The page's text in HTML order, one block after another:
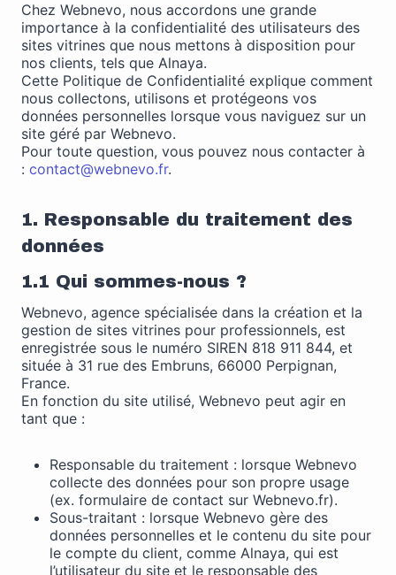
Chez Webnevo, nous accordons une grande
importance à la confidentialité des utilisateurs des
sites vitrines que nous mettons à disposition pour
nos clients, tels que Alnaya.
Cette Politique de Confidentialité explique comment
nous collectons, utilisons et protégeons vos
données personnelles lorsque vous naviguez sur un
site géré par Webnevo.
Pour toute question, vous pouvez nous contacter à
: contact@webnevo.fr.
1. Responsable du traitement des
données
1.1 Qui sommes-nous ?
Webnevo, agence spécialisée dans la création et la
gestion de sites vitrines pour professionnels, est
enregistrée sous le numéro SIREN 818 911 844, et
située à 31 rue des Embruns, 66000 Perpignan,
France.
En fonction du site utilisé, Webnevo peut agir en
tant que :
Responsable du traitement : lorsque Webnevo
collecte des données pour son propre usage
(ex. formulaire de contact sur Webnevo.fr).
Sous-traitant : lorsque Webnevo gère des
données personnelles et le contenu du site pour
le compte du client, comme Alnaya, qui est
l’utilisateur du site et le responsable des
Nécessaire
Ces cookies ne
sont pas
facultatifs. Ils
sont
nécessaires au
fonctionnement
Statistiques
Afin que nous
puissions
améliorer la